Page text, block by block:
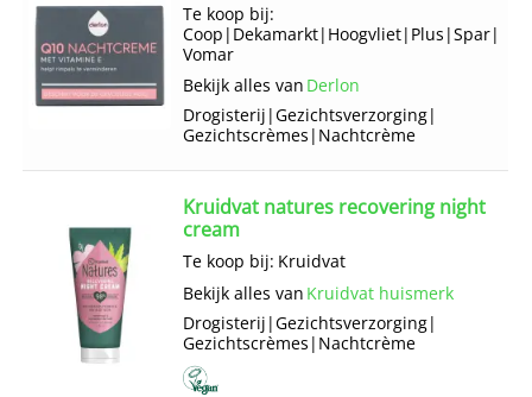
Te koop bij:
Coop | Dekamarkt| Hoogvliet| Plus |Spar|
Vomar
Bekijk alles van Derlon
Drogisterij |Gezichts­verzorging|
Gezichts­crèmes | Nachtcrème
Kruidvat natures recovering night
cream
Te koop bij: Kruidvat
Bekijk alles van Kruidvat huismerk
Drogisterij |Gezichts­verzorging|
Gezichts­crèmes | Nachtcrème